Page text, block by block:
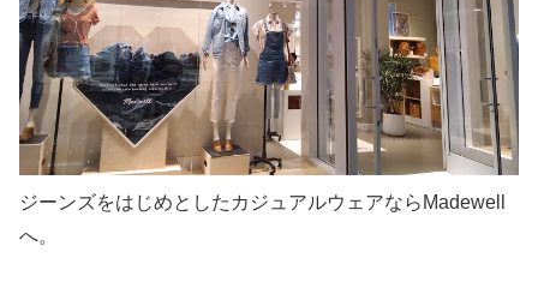
ジーンズをはじめとしたカジュアルウェアならMadewell
へ。